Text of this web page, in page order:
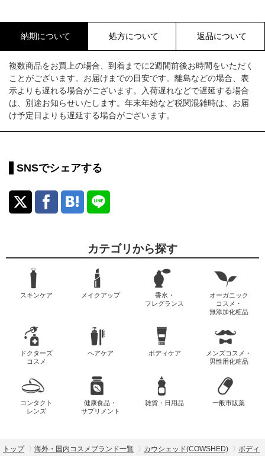
納期について 処方について 返品について
複数商品をお買上の場合、到着までに2週間前後お時間をいただく
ことがございます。お届けまでの目安です。離島などの場合、表
示よりも遅れる場合がございます。入荷遅れなどで遅延する場合
は、別途お知らせいたします。年末年始など税関混雑時は、お届
け予定日よりも遅延する場合がございます。
SNSでシェアする
カテゴリから探す
スキンケア メイクアップ
香水・
フレグランス
オーガニック
コスメ・
無添加化粧品
ドクターズ
コスメ
ヘアケア ボディケア
メンズコスメ・
男性用化粧品
コンタクト
レンズ
健康食品・
サプリメント
雑貨・日用品 一般市販薬
トップ 海外・国内コスメブランド一覧 カウシェッド(COWSHED) ボディ